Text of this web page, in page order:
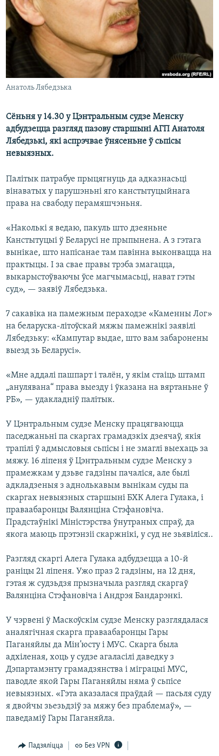
КУЛЬТУРА
КАЛЯНДАР
МОВА
НА ХВАЛЯХ СВАБОДЫ
Анатоль Лябедзька
Сёньня у 14.30 у Цэнтральным судзе Менску
адбудзецца разгляд пазову старшыні АГП Анатоля
Лябедзькі, які аспрэчвае ўнясеньне ў сьпісы
невыязных.
Палітык патрабуе прыцягнуць да адказнасьці
вінаватых у парушэньні яго канстытуцыйнага
права на свабоду перамяшчэньня.
«Наколькі я ведаю, пакуль што дзеяньне
Канстытуцыі ў Беларусі не прыпынена. А з гэтага
вынікае, што напісанае там павінна выконвацца на
практыцы. І за свае правы трэба змагацца,
выкарыстоўваючы ўсе магчымасьці, нават гэты
суд», — заявіў Лябедзька.
7 сакавіка на памежным пераходзе «Каменны Лог»
на беларуска-літоўскай мяжы памежнікі заявілі
Лябедзьку: «Кампутар выдае, што вам забаронены
выезд зь Беларусі».
«Мне аддалі пашпарт і талён, у якім стаіць штамп
„анулявана“ права выезду і ўказана на вяртаньне ў
РБ», — удакладніў палітык.
У Цэнтральным судзе Менску працягваюцца
паседжаньні па скаргах грамадзкіх дзеячаў, якія
трапілі ў адмысловыя сьпісы і не змаглі выехаць за
мяжу. 16 ліпеня ў Цэнтральным судзе Менску з
прамежкам у дзьве гадзіны пачаліся, але былі
адкладзеныя з аднолькавым вынікам суды па
скаргах невыязных старшыні БХК Алега Гулака, і
праваабаронцы Валянціна Стэфановіча.
Прадстаўнікі Міністэрства ўнутраных спраў, да
якога маюць прэтэнзіі скаржнікі, у суд не зьявіліся..
Разгляд скаргі Алега Гулака адбудзецца а 10-й
раніцы 21 ліпеня. Ужо праз 2 гадзіны, на 12 дня,
гэтая ж судзьдзя прызначыла разгляд скаргаў
Валянціна Стэфановіча і Андрэя Бандарэнкі.
У чэрвені ў Маскоўскім судзе Менску разглядалася
аналягічная скарга праваабаронцы Гары
Паганяйлы да Мін’юсту і МУС. Скарга была
адхіленая, хоць у судзе агаласілі даведку з
Дэпартамэнту грамадзянства і міграцыі МУС,
паводле якой Гары Паганяйлы няма ў сьпісе
невыязных. «Гэта аказалася праўдай — пасьля суду
я двойчы зьезьдзіў за мяжу без праблемаў», —
паведаміў Гары Паганяйла.
Падзяліцца Без VPN